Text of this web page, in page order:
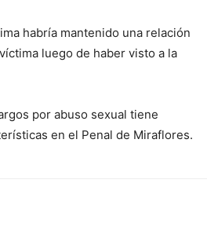
habría mantenido una relación
luego de haber visto a la
por abuso sexual tiene
en el Penal de Miraflores.